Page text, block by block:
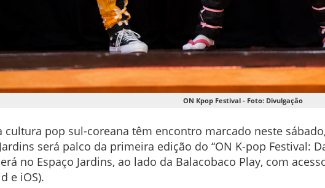
ON Kpop Festival - Foto: Divulgação
cultura pop sul-coreana têm encontro marcado neste
será palco da primeira edição do “ON K-pop Festival:
no Espaço Jardins, ao lado da Balacobaco Play, com
e iOS).